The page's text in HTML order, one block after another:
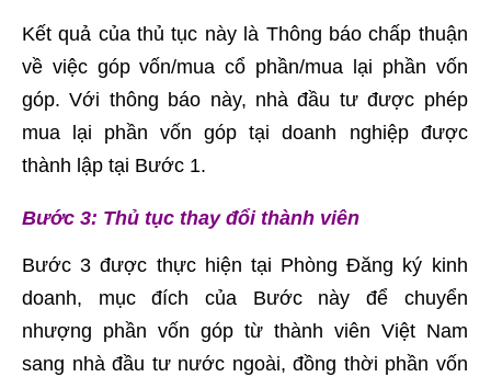
Kết quả của thủ tục này là Thông báo chấp thuận
về việc góp vốn/mua cổ phần/mua lại phần vốn
góp. Với thông báo này, nhà đầu tư được phép
mua lại phần vốn góp tại doanh nghiệp được
thành lập tại Bước 1.
Bước 3: Thủ tục thay đổi thành viên
Bước 3 được thực hiện tại Phòng Đăng ký kinh
doanh, mục đích của Bước này để chuyển
nhượng phần vốn góp từ thành viên Việt Nam
sang nhà đầu tư nước ngoài, đồng thời phần vốn